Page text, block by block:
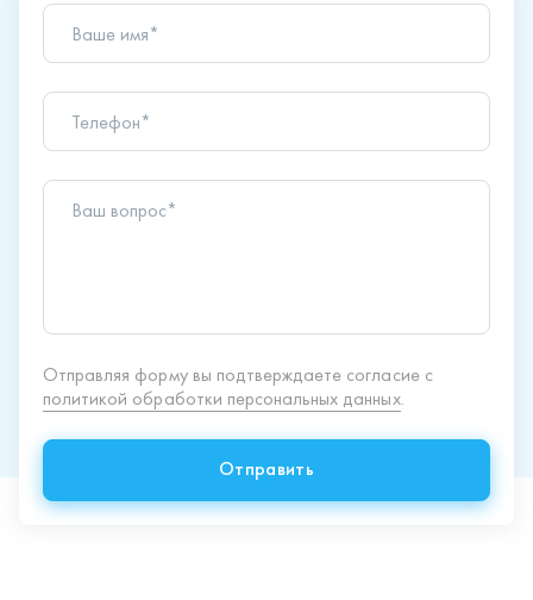
Ваше имя*
Телефон*
Ваш вопрос*
Отправляя форму вы подтверждаете согласие с
политикой обработки персональных данных